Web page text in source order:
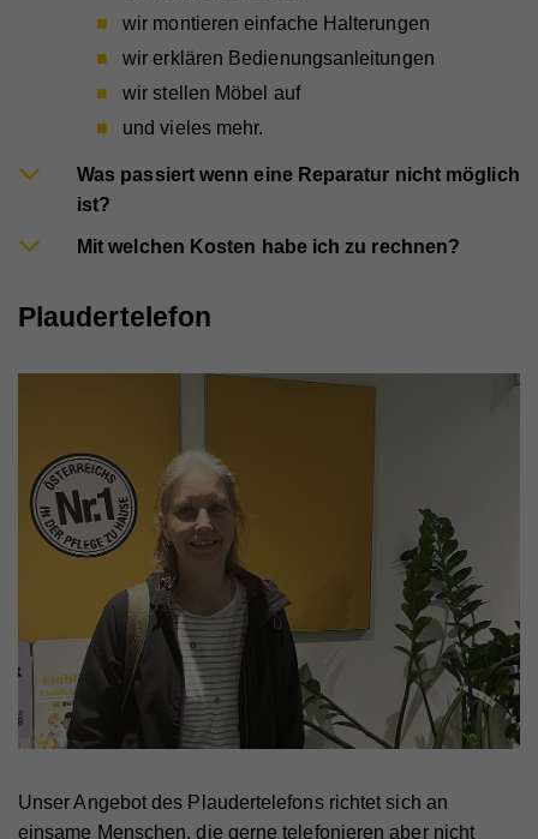
wir montieren einfache Halterungen
wir erklären Bedienungsanleitungen
wir stellen Möbel auf
und vieles mehr.
Was passiert wenn eine Reparatur nicht möglich
ist?
Mit welchen Kosten habe ich zu rechnen?
Plaudertelefon
Unser Angebot des Plaudertelefons richtet sich an
einsame Menschen, die gerne telefonieren aber nicht
Zweck
verwendet
CAKEPHP
Anbieter Whatchado
Laufzeit
Speichert notwendige Sessiondaten für
Laufzeit 1 Minute
Zweck
Wird von Google Analytics verwendet, um die
Anforderungsrate einzuschränken
_gid
Anbieter Walls.io
Laufzeit
Website nutzt, zu generieren.